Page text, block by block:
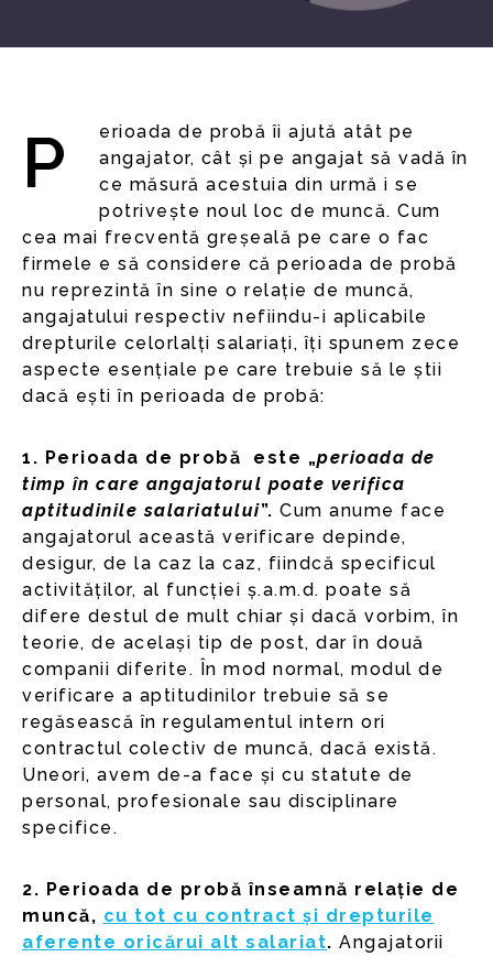
Perioada de probă îi ajută atât pe
angajator, cât și pe angajat să vadă în
ce măsură acestuia din urmă i se
potrivește noul loc de muncă. Cum
cea mai frecventă greșeală pe care o fac
firmele e să considere că perioada de probă
nu reprezintă în sine o relație de muncă,
angajatului respectiv nefiindu-i aplicabile
drepturile celorlalți salariați, îți spunem zece
aspecte esențiale pe care trebuie să le știi
dacă ești în perioada de probă:
1. Perioada de probă este „perioada de
timp în care angajatorul poate verifica
aptitudinile salariatului”. Cum anume face
angajatorul această verificare depinde,
desigur, de la caz la caz, fiindcă specificul
activităților, al funcției ș.a.m.d. poate să
difere destul de mult chiar și dacă vorbim, în
teorie, de același tip de post, dar în două
companii diferite. În mod normal, modul de
verificare a aptitudinilor trebuie să se
regăsească în regulamentul intern ori
contractul colectiv de muncă, dacă există.
Uneori, avem de-a face și cu statute de
personal, profesionale sau disciplinare
specifice.
2. Perioada de probă înseamnă relație de
muncă, cu tot cu contract și drepturile
aferente oricărui alt salariat. Angajatorii